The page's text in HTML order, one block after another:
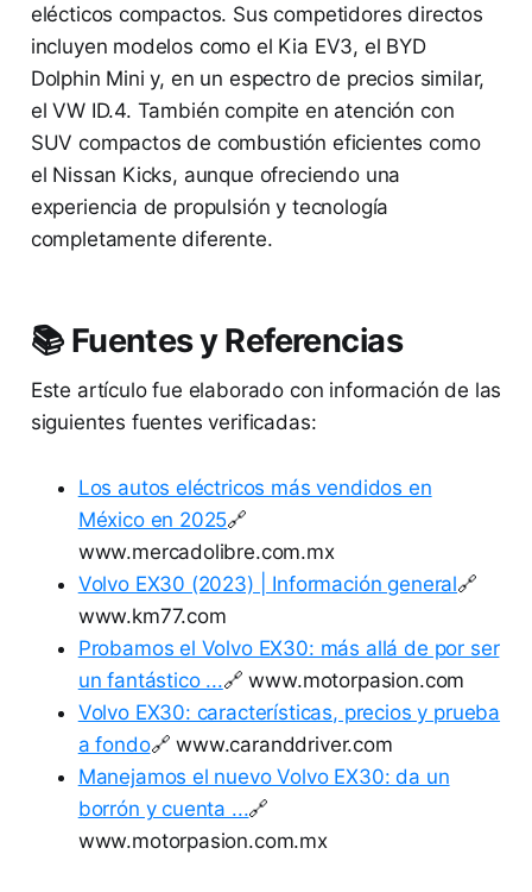
elécticos compactos. Sus competidores directos
incluyen modelos como el Kia EV3, el BYD
Dolphin Mini y, en un espectro de precios similar,
el VW ID.4. También compite en atención con
SUV compactos de combustión eficientes como
el Nissan Kicks, aunque ofreciendo una
experiencia de propulsión y tecnología
completamente diferente.
📚 Fuentes y Referencias
Este artículo fue elaborado con información de las
siguientes fuentes verificadas:
Los autos eléctricos más vendidos en
México en 2025🔗
www.mercadolibre.com.mx
Volvo EX30 (2023) | Información general🔗
www.km77.com
Probamos el Volvo EX30: más allá de por ser
un fantástico ...🔗 www.motorpasion.com
Volvo EX30: características, precios y prueba
a fondo🔗 www.caranddriver.com
Manejamos el nuevo Volvo EX30: da un
borrón y cuenta ...🔗
www.motorpasion.com.mx